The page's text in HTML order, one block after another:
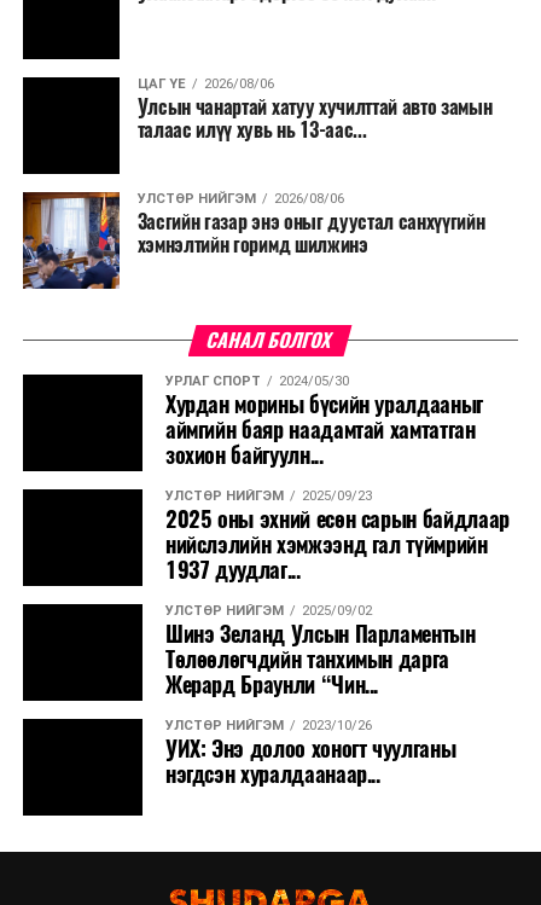
байгуулахгүй байх, төрийн албанд шинэ орон тоо бий
сургалтыг цахим хэлбэрт шилжүүлэх, төрийн албан
хаагчдыг зарим өдрүүдэд цахимаар ажиллуулах арга
хэмжээг үргэлжлүүлэхийг үүрэг болголоо.
Төсвийн сахилга бат сайжирч, эдийн засгийн нөхцөл
байдал хэвийн болсон тохиолдолд эдгээр
хязгаарлалтыг үе шаттайгаар сулруулах юм.
ЦАГ ҮЕ 2026/08/06
Улсын чанартай хатуу хучилттай авто замын
талаас илүү хувь нь 13-аас...
УЛСТӨР НИЙГЭМ 2026/08/06
Засгийн газар энэ оныг дуустал санхүүгийн
хэмнэлтийн горимд шилжинэ
САНАЛ БОЛГОХ
УРЛАГ СПОРТ 2024/05/30
Хурдан морины бүсийн уралдааныг
аймгийн баяр наадамтай хамтатган
зохион байгуулн...
УЛСТӨР НИЙГЭМ 2025/09/23
2025 оны эхний есөн сарын байдлаар
нийслэлийн хэмжээнд гал түймрийн
1937 дуудлаг...
УЛСТӨР НИЙГЭМ 2025/09/02
Шинэ Зеланд Улсын Парламентын
Төлөөлөгчдийн танхимын дарга
Жерард Браунли “Чин...
УЛСТӨР НИЙГЭМ 2023/10/26
УИХ: Энэ долоо хоногт чуулганы
нэгдсэн хуралдаанаар...